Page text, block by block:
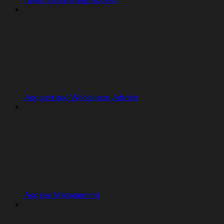
Account and Workspace Admins
Access Management